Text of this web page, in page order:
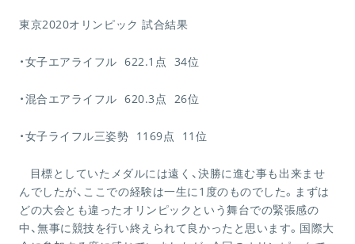
東京2020オリンピック 試合結果
・女子エアライフル 622.1 点 34位
・混合エアライフル 620.3 点 26位
・女子ライフル三姿勢 1169点 11 位
目標としていたメダルには遠く、決勝に進む事も出来ませ
んでしたが、ここでの経験は一生に1 度のものでした。まずは
どの大会とも違ったオリンピックという舞台での緊張感の
中、無事に競技を行い終えられて良かったと思います。国際大